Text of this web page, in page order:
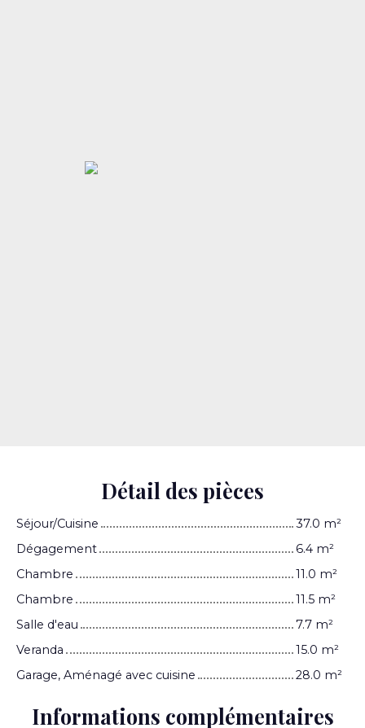
Détail des pièces
Séjour/Cuisine
37.0 m²
Dégagement
6.4 m²
Chambre
11.0 m²
Chambre
11.5 m²
Salle d'eau
7.7 m²
Veranda
15.0 m²
Garage, Aménagé avec cuisine
28.0 m²
Informations complémentaires